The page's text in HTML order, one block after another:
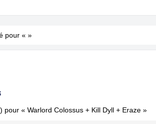
pour « »
pour « Warlord Colossus + Kill Dyll + Eraze »